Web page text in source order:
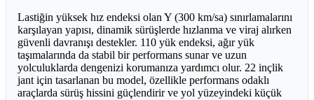
Lastiğin yüksek hız endeksi olan Y (300 km/sa) sınırlamalarını
karşılayan yapısı, dinamik sürüşlerde hızlanma ve viraj alırken
güvenli davranışı destekler. 110 yük endeksi, ağır yük
taşımalarında da stabil bir performans sunar ve uzun
yolculuklarda dengenizi korumanıza yardımcı olur. 22 inçlik
jant için tasarlanan bu model, özellikle performans odaklı
araçlarda sürüş hissini güçlendirir ve yol yüzeyindeki küçük